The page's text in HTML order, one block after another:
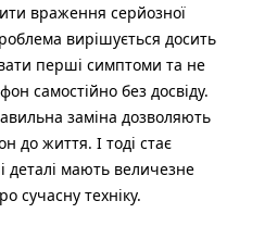
враження серйозної
вирішується досить
перші симптоми та не
самостійно без досвіду.
заміна дозволяють
до життя. І тоді стає
деталі мають величезне
сучасну техніку.